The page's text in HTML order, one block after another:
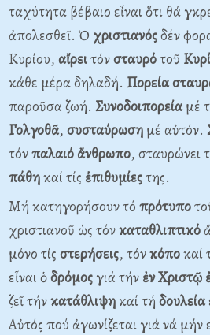
ταχύτητα βέβαιο εἶναι ὅτι θά
ἀπολεσθεῖ. Ὁ χριστιανόςδέν
Κυρίου, αἴρειτόνσταυρότοῦ
κάθε μέρα δηλαδή. Πορεία
παροῦσα ζωή. Συνοδοιπορεία μέ
Γολγοθᾶ, συσταύρωση μέ αὐτόν.
τόνπαλαιό ἄνθρωπο, σταυρώνει
πάθηκαί τίς ἐπιθυμίεςτης.
Μή κατηγορήσουν τό πρότυπο
χριστιανοῦ ὡς τόνκαταθλιπτικό
μόνο τίς στερήσεις, τόνκόποκαί
εἶναι ὁδρόμος γιά τήν ἐνΧριστῷ
ζεῖ τήνκατάθλιψηκαί τή δουλεία
Αὐτός πού ἀγωνίζεται γιά νά μήν